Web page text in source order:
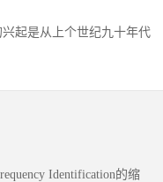
起是从上个世纪九十年代
Identification的缩